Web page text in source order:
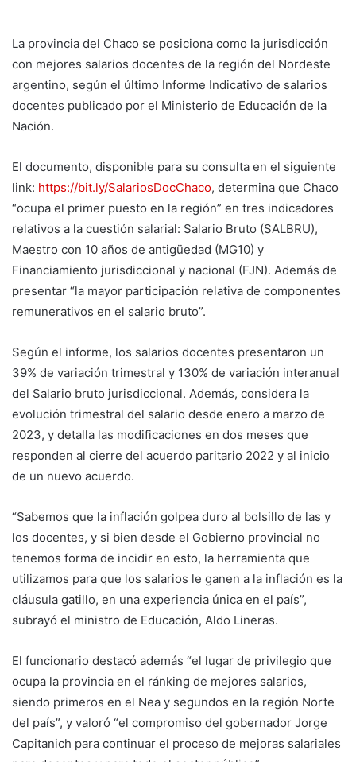
La provincia del Chaco se posiciona como la jurisdicción
con mejores salarios docentes de la región del Nordeste
argentino, según el último Informe Indicativo de salarios
docentes publicado por el Ministerio de Educación de la
Nación.
El documento, disponible para su consulta en el siguiente
link: https://bit.ly/SalariosDocChaco, determina que Chaco
“ocupa el primer puesto en la región” en tres indicadores
relativos a la cuestión salarial: Salario Bruto (SALBRU),
Maestro con 10 años de antigüedad (MG10) y
Financiamiento jurisdiccional y nacional (FJN). Además de
presentar “la mayor participación relativa de componentes
remunerativos en el salario bruto”.
Según el informe, los salarios docentes presentaron un
39% de variación trimestral y 130% de variación interanual
del Salario bruto jurisdiccional. Además, considera la
evolución trimestral del salario desde enero a marzo de
2023, y detalla las modificaciones en dos meses que
responden al cierre del acuerdo paritario 2022 y al inicio
de un nuevo acuerdo.
“Sabemos que la inflación golpea duro al bolsillo de las y
los docentes, y si bien desde el Gobierno provincial no
tenemos forma de incidir en esto, la herramienta que
utilizamos para que los salarios le ganen a la inflación es la
cláusula gatillo, en una experiencia única en el país”,
subrayó el ministro de Educación, Aldo Lineras.
El funcionario destacó además “el lugar de privilegio que
ocupa la provincia en el ránking de mejores salarios,
siendo primeros en el Nea y segundos en la región Norte
del país”, y valoró “el compromiso del gobernador Jorge
Capitanich para continuar el proceso de mejoras salariales